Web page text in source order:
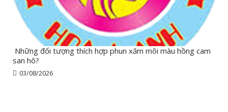
Những đối tượng thích hợp phun xăm môi màu hồng cam
san hô?
03/08/2026